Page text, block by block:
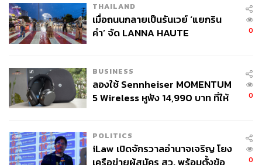
THAILAND
เมื่อถนนกลายเป็นรันเวย์ ‘แยกริน
คำ’ จัด LANNA HAUTE
0
BUSINESS
ลองใช้ Sennheiser MOMENTUM
5 Wireless หูฟัง 14,990 บาท ที่ให้
0
POLITICS
iLaw เปิดจักรวาลอำนาจเจริญ โยง
0